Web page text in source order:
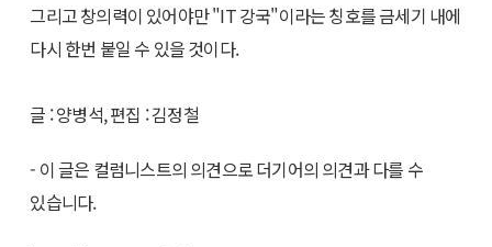
그리고 창의력이 있어야만 "IT 강국"이라는 칭호를 금세기 내에
다시 한번 붙일 수 있을 것이다.
글 : 양병석, 편집 : 김정철
- 이 글은 컬럼니스트의 의견으로 더기어의 의견과 다를 수
있습니다.